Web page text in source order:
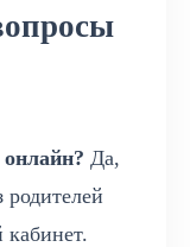
Да,
родителей
кабинет.